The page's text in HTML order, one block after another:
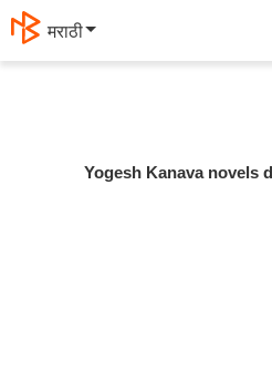
मराठी
Yogesh Kanava novels